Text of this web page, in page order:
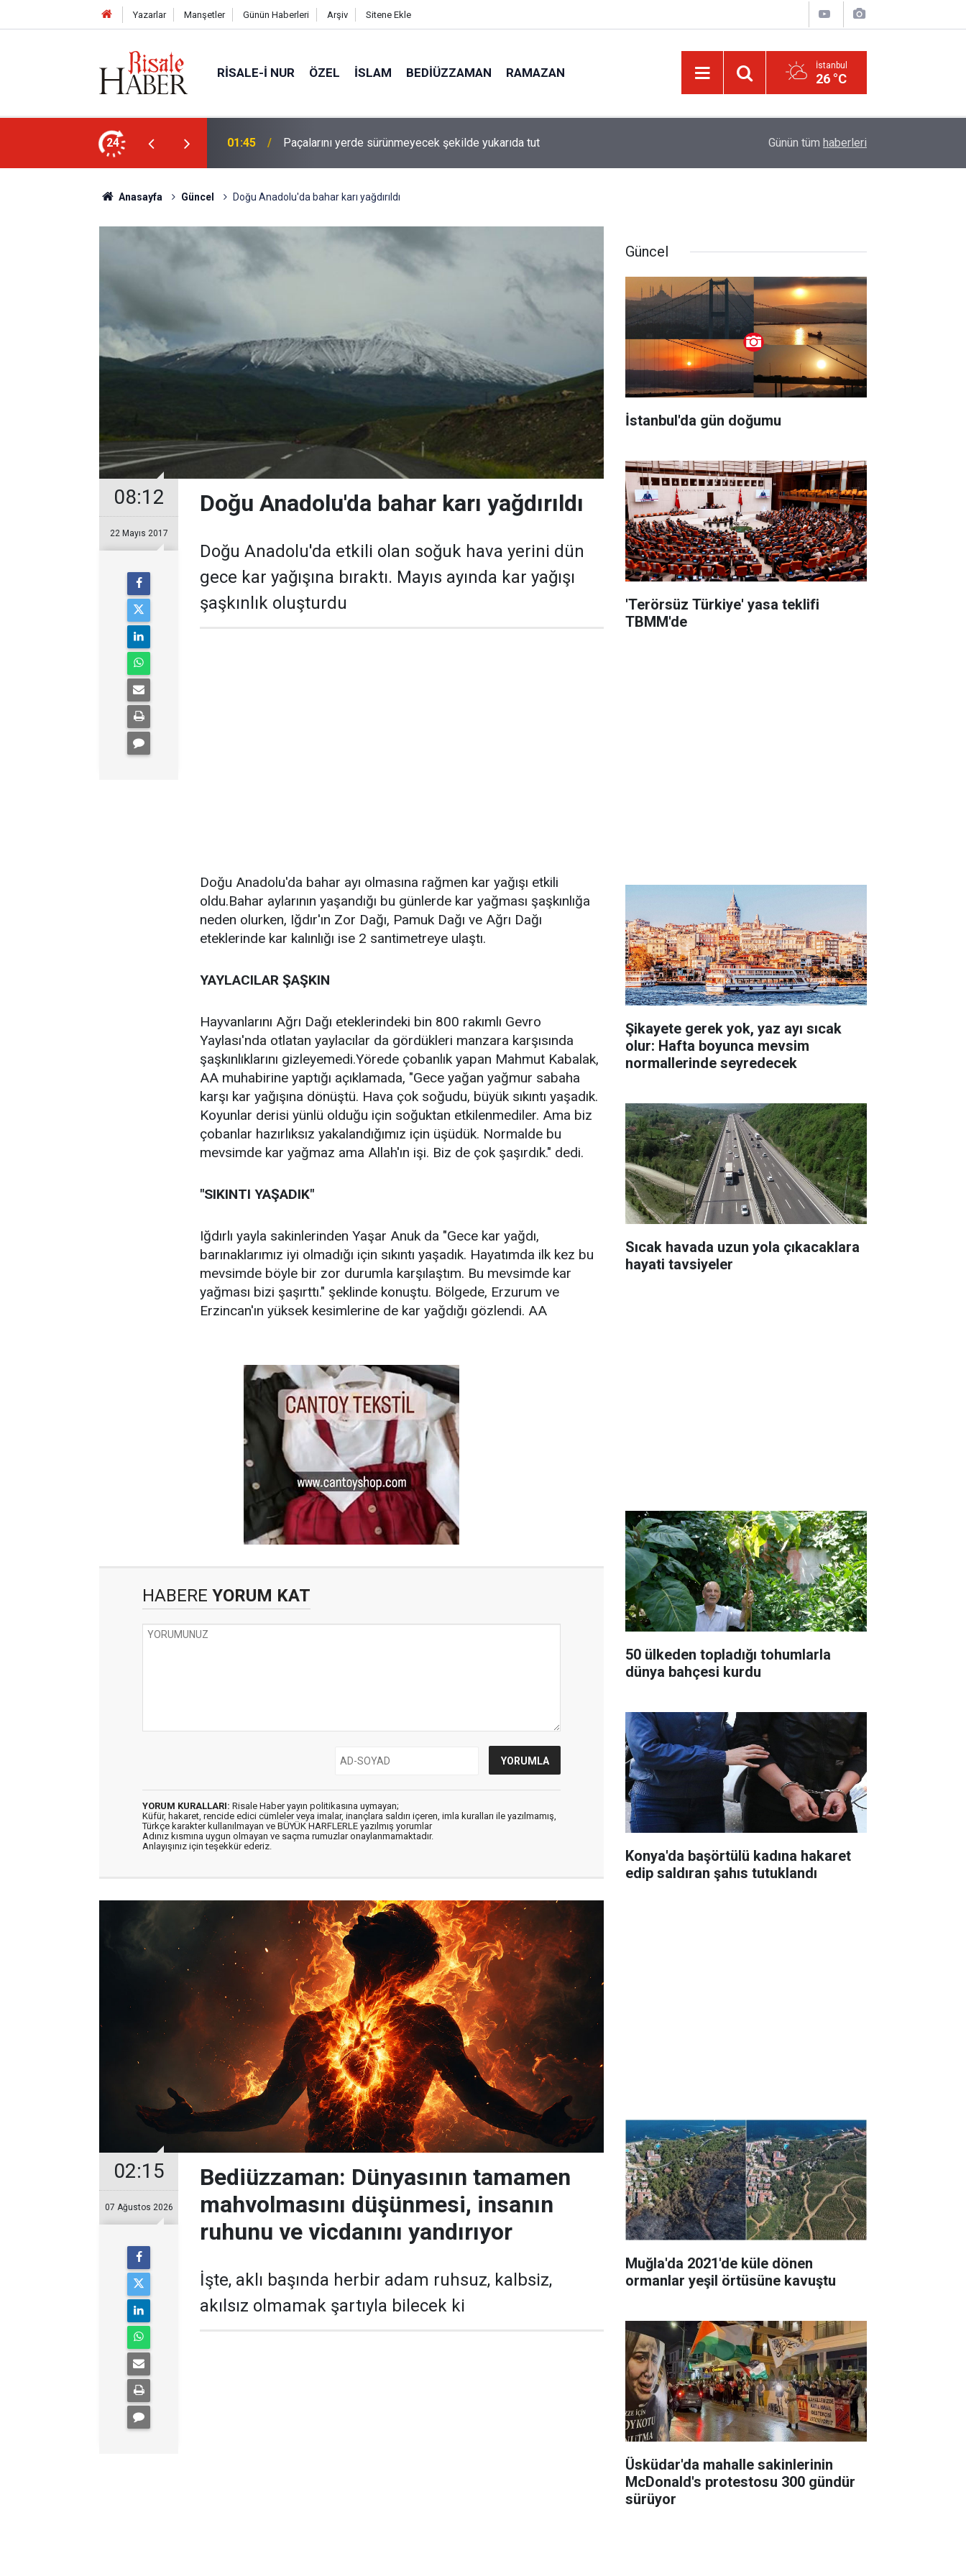
Yazarlar Manşetler Günün Haberleri Arşiv Sitene Ekle
RISALE-I NUR ÖZEL İSLAM BEDIÜZZAMAN RAMAZAN İstanbul
26 °C
24
mahvolmasını düşünmesi, insanın ruhunu
01:45 Paçalarını yerde sürünmeyecek şekilde yukarıda tut Güldüren de O’dur, ağlatan da O’dur, öldüren de
Günün tüm haberleri
Anasayfa Güncel Doğu Anadolu'da bahar karı yağdırıldı
08:12
22 Mayıs 2017
Doğu Anadolu'da bahar karı yağdırıldı
Doğu Anadolu'da etkili olan soğuk hava yerini dün
gece kar yağışına bıraktı. Mayıs ayında kar yağışı
şaşkınlık oluşturdu
Doğu Anadolu'da bahar ayı olmasına rağmen kar yağışı etkili
oldu.Bahar aylarının yaşandığı bu günlerde kar yağması şaşkınlığa
neden olurken, Iğdır'ın Zor Dağı, Pamuk Dağı ve Ağrı Dağı
eteklerinde kar kalınlığı ise 2 santimetreye ulaştı.
YAYLACILAR ŞAŞKIN
Hayvanlarını Ağrı Dağı eteklerindeki bin 800 rakımlı Gevro
Yaylası'nda otlatan yaylacılar da gördükleri manzara karşısında
şaşkınlıklarını gizleyemedi.Yörede çobanlık yapan Mahmut Kabalak,
AA muhabirine yaptığı açıklamada, "Gece yağan yağmur sabaha
karşı kar yağışına dönüştü. Hava çok soğudu, büyük sıkıntı yaşadık.
Koyunlar derisi yünlü olduğu için soğuktan etkilenmediler. Ama biz
çobanlar hazırlıksız yakalandığımız için üşüdük. Normalde bu
mevsimde kar yağmaz ama Allah'ın işi. Biz de çok şaşırdık." dedi.
"SIKINTI YAŞADIK"
Iğdırlı yayla sakinlerinden Yaşar Anuk da "Gece kar yağdı,
barınaklarımız iyi olmadığı için sıkıntı yaşadık. Hayatımda ilk kez bu
mevsimde böyle bir zor durumla karşılaştım. Bu mevsimde kar
yağması bizi şaşırttı." şeklinde konuştu. Bölgede, Erzurum ve
Erzincan'ın yüksek kesimlerine de kar yağdığı gözlendi. AA
HABERE YORUM KAT
YORUM KURALLARI: Risale Haber yayın politikasına uymayan;
Küfür, hakaret, rencide edici cümleler veya imalar, inançlara saldırı içeren, imla kuralları ile yazılmamış,
Türkçe karakter kullanılmayan ve BÜYÜK HARFLERLE yazılmış yorumlar
Adınız kısmına uygun olmayan ve saçma rumuzlar onaylanmamaktadır.
Anlayışınız için teşekkür ederiz.
02:15
07 Ağustos 2026
Bediüzzaman: Dünyasının tamamen
mahvolmasını düşünmesi, insanın
ruhunu ve vicdanını yandırıyor
İşte, aklı başında herbir adam ruhsuz, kalbsiz,
akılsız olmamak şartıyla bilecek ki
Güncel
İstanbul'da gün doğumu
'Terörsüz Türkiye' yasa teklifi
TBMM'de
Şikayete gerek yok, yaz ayı sıcak
olur: Hafta boyunca mevsim
normallerinde seyredecek
Sıcak havada uzun yola çıkacaklara
hayati tavsiyeler
50 ülkeden topladığı tohumlarla
dünya bahçesi kurdu
Konya'da başörtülü kadına hakaret
edip saldıran şahıs tutuklandı
Muğla'da 2021'de küle dönen
ormanlar yeşil örtüsüne kavuştu
Üsküdar'da mahalle sakinlerinin
McDonald's protestosu 300 gündür
sürüyor